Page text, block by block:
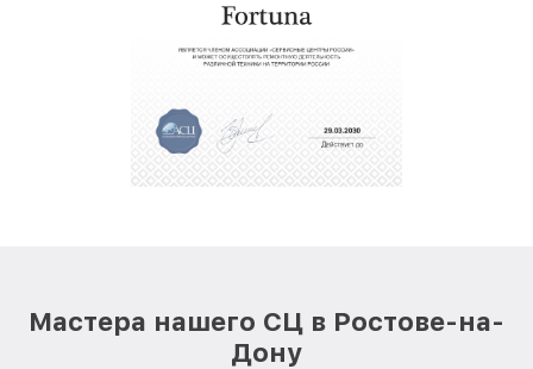
крупногабаритной техники, которые
обеспечат доставку устройств в сервис в
полной сохранности и бесплатно.
положительные отзывы и обрели отличную
репутацию. Мы постоянно совершенствуемся и
Мастера нашего СЦ в Ростове-на-
Дону